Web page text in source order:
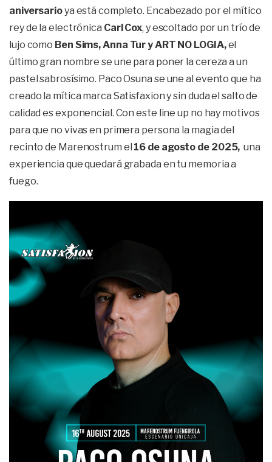
aniversarioya está completo. Encabezado por el mítico
rey de la electrónica Carl Cox, y escoltado por un trío de
lujo como Ben Sims, Anna Tur y ART NO LOGIA,el
último gran nombre se une para poner la cereza a un
pastel sabrosísimo. Paco Osuna se une al evento que ha
creado la mítica marca Satisfaxion y sin duda el salto de
calidad es exponencial. Con este line up no hay motivos
para que no vivas en primera persona la magia del
recinto de Marenostrum el 16 de agosto de 2025, una
experiencia que quedará grabada en tu memoria a
fuego.